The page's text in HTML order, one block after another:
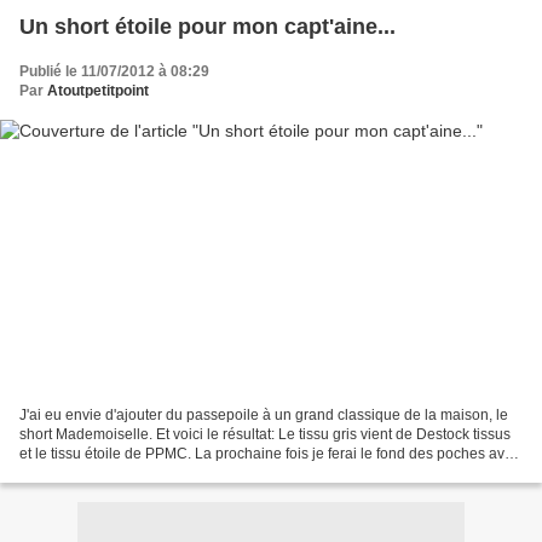
Un short étoile pour mon capt'aine...
Publié le 11/07/2012 à 08:29
Par Atoutpetitpoint
J'ai eu envie d'ajouter du passepoile à un grand classique de la maison, le
short Mademoiselle. Et voici le résultat: Le tissu gris vient de Destock tissus
et le tissu étoile de PPMC. La prochaine fois je ferai le fond des poches avec